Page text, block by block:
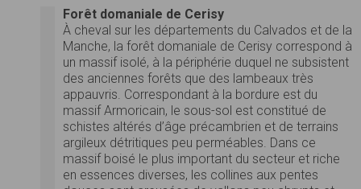
Forêt domaniale de Cerisy
À cheval sur les départements du Calvados et de la
Manche, la forêt domaniale de Cerisy correspond à
un massif isolé, à la périphérie duquel ne subsistent
des anciennes forêts que des lambeaux très
appauvris. Correspondant à la bordure est du
massif Armoricain, le sous-sol est constitué de
schistes altérés d’âge précambrien et de terrains
argileux détritiques peu perméables. Dans ce
massif boisé le plus important du secteur et riche
en essences diverses, les collines aux pentes